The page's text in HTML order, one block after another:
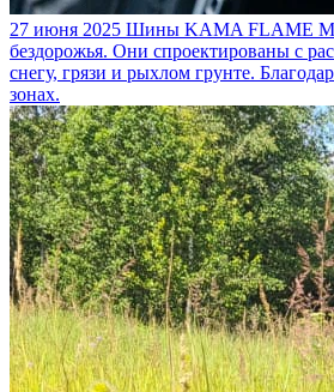
27 июня 2025 Шины KAMA FLAME M/
бездорожья. Они спроектированы с
снегу, грязи и рыхлом грунте.
зонах.